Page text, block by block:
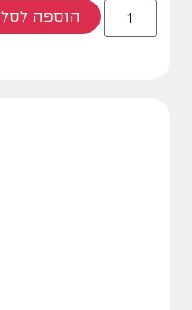
הוספה לסל